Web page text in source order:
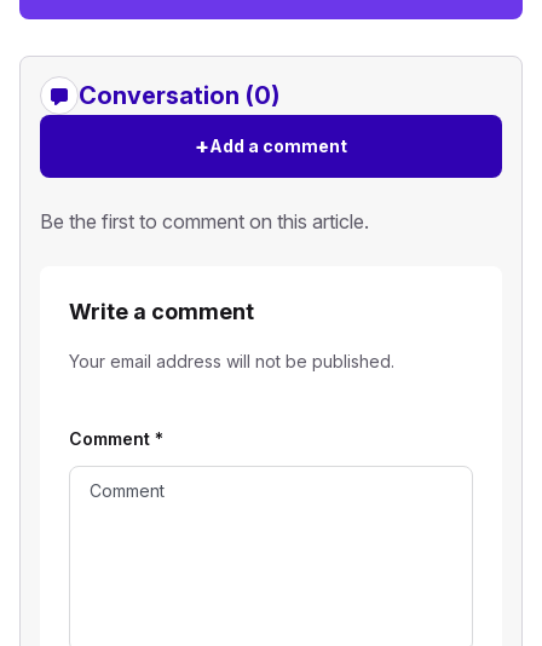
Conversation (0)
+Add a comment
Be the first to comment on this article.
Write a comment
Your email address will not be published.
Comment *